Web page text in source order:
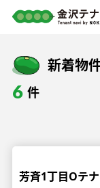
新着物
6 件
芳斉1丁目Oテ